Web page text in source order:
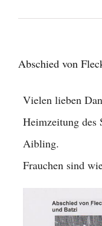
Abschied von
Vielen lieben
Heimzeitung des
Aibling.
Frauchen sind